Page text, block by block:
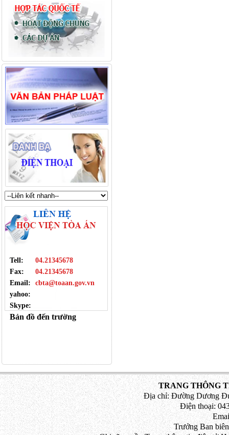
Tell:
04.21345678
Fax:
04.21345678
Email:
cbta@toaan.gov.vn
yahoo:
Skype:
Bản đồ đến trường
TRANG THÔNG
Địa chỉ: Đường Dương
Điện thoại:
Trưởng Ban